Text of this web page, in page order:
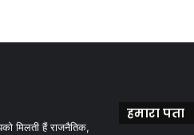
मिलती हैं राजनैतिक,
हमारा पता